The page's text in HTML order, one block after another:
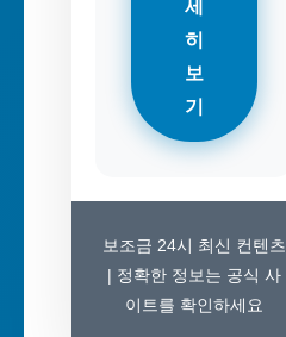
세
히
보
기
보조금 24시 최신 컨텐츠
| 정확한 정보는 공식 사
이트를 확인하세요